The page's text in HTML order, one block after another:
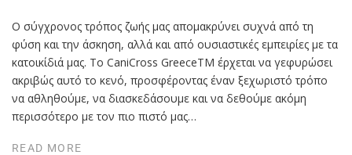
Ο σύγχρονος τρόπος ζωής μας απομακρύνει συχνά από τη
φύση και την άσκηση, αλλά και από ουσιαστικές εμπειρίες με τα
κατοικίδιά μας. Το CaniCross GreeceTM έρχεται να γεφυρώσει
ακριβώς αυτό το κενό, προσφέροντας έναν ξεχωριστό τρόπο
να αθληθούμε, να διασκεδάσουμε και να δεθούμε ακόμη
περισσότερο με τον πιο πιστό μας…
READ MORE